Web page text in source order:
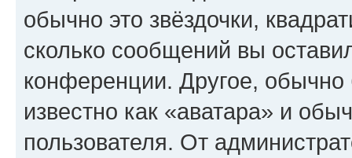
обычно это звёздочки,
сколько сообщений вы
конференции. Другое,
известно как «аватара» и
пользователя. От